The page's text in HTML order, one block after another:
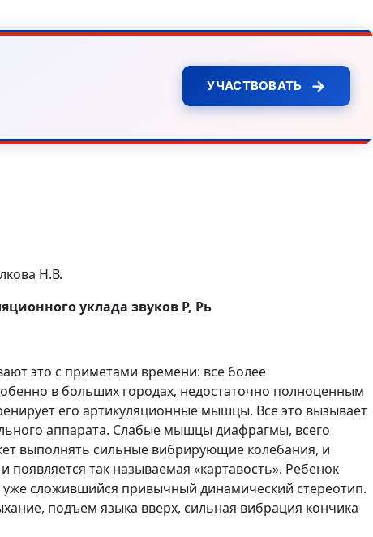
УЧАСТВОВАТЬ →
Н.В.
уклада звуков Р, Рь
это с приметами времени: все более
в больших городах, недостаточно полноценным
его артикуляционные мышцы. Все это вызывает
аппарата. Слабые мышцы диафрагмы, всего
выполнять сильные вибрирующие колебания, и
так называемая «картавость». Ребенок
сложившийся привычный динамический стереотип.
подъем языка вверх, сильная вибрация кончика